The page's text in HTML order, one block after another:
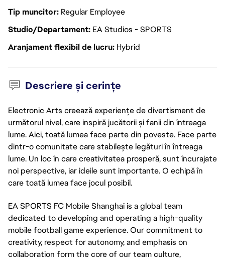
Tip muncitor Regular Employee
Studio/Departament EA Studios - SPORTS
Aranjament flexibil de lucru Hybrid
Descriere și cerințe
Electronic Arts creează experiențe de divertisment de
următorul nivel, care inspiră jucătorii și fanii din întreaga
lume. Aici, toată lumea face parte din poveste. Face parte
dintr-o comunitate care stabilește legături în întreaga
lume. Un loc în care creativitatea prosperă, sunt încurajate
noi perspective, iar ideile sunt importante. O echipă în
care toată lumea face jocul posibil.
EA SPORTS FC Mobile Shanghai is a global team
dedicated to developing and operating a high-quality
mobile football game experience. Our commitment to
creativity, respect for autonomy, and emphasis on
collaboration form the core of our team culture,